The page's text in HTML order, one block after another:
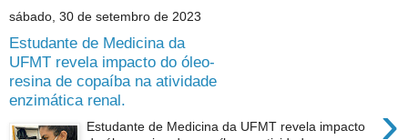
sábado, 30 de setembro de 2023
Estudante de Medicina da
UFMT revela impacto do óleo-
resina de copaíba na atividade
enzimática renal.
›
Estudante de Medicina da UFMT revela impacto